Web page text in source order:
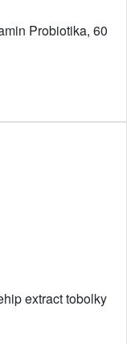
Probiotika, 60
extract tobolky